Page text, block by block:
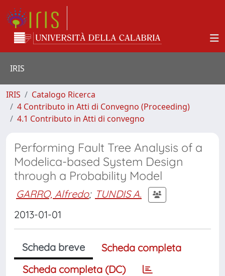
IRIS
IRIS
Catalogo Ricerca
4 Contributo in Atti di Convegno (Proceeding)
4.1 Contributo in Atti di convegno
Performing Fault Tree Analysis of a
Modelica-based System Design
through a Probability Model
GARRO, Alfredo; TUNDIS A.
2013-01-01
Scheda breve
Scheda completa
Scheda completa (DC)